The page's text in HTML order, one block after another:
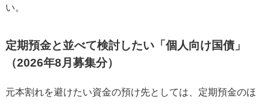
い。
定期預金と並べて検討したい「個人向け国債」
（2026年8月募集分）
元本割れを避けたい資金の預け先としては、定期預金のほ